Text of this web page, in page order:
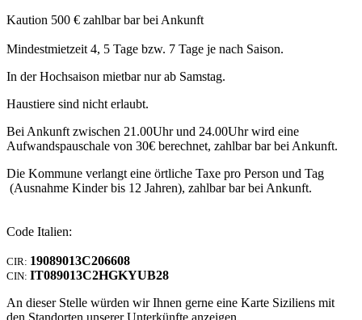
Kaution 500 € zahlbar bar bei Ankunft
Mindestmietzeit 4, 5 Tage bzw. 7 Tage je nach Saison.
In der Hochsaison mietbar nur ab Samstag.
Haustiere sind nicht erlaubt.
Bei Ankunft zwischen 21.00Uhr und 24.00Uhr wird eine
Aufwandspauschale von 30€ berechnet, zahlbar bar bei Ankunft.
Die Kommune verlangt eine örtliche Taxe pro Person und Tag
(Ausnahme Kinder bis 12 Jahren), zahlbar bar bei Ankunft.
Code Italien:
CIR: 19089013C206608
CIN: IT089013C2HGKYUB28
An dieser Stelle würden wir Ihnen gerne eine Karte Siziliens mit
den Standorten unserer Unterkünfte anzeigen.